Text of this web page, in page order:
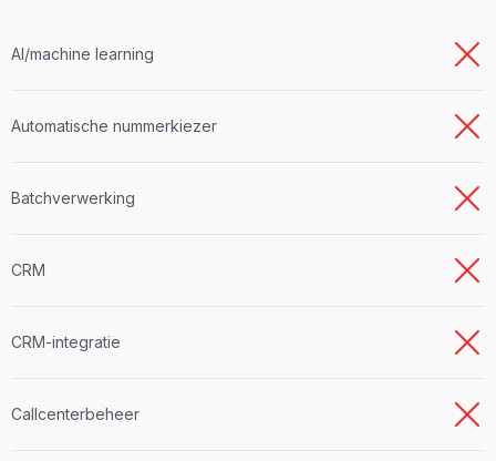
AI/machine learning
Automatische nummerkiezer
Batchverwerking
CRM
CRM-integratie
Callcenterbeheer